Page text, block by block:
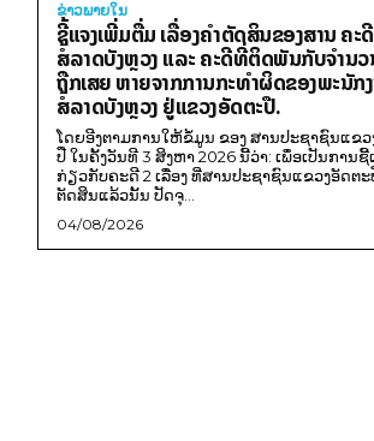
ຂ່າວພາຍ​ໃນ
ຊີ້ແຈງເພີ່ມຕື່ມ ເລື່ອງຄໍາຕັດສິນຂອງສານ ຄະ
ສໍ້ລາດບັງຫຼວງ ແລະ ຄະດີທີ່ຕິດພັນກັບຈຳນວ
ຖືກເສຍ ຫາຍຈາກການກະທຳຜິດຂອງພະນັກ
ສໍ້ລາດບັງຫຼວງ ຢູ່ແຂວງອັດຕະປື.
ໂດຍອີງຕາມການໃຫ້ຂໍ້ມູນ​ ຂອງ ສານປະຊາຊົນແຂວ
ປື ໃນຄັ້ງວັນທີ 3 ສິງຫາ 2026 ນີ້ວ່າ: ເພຶ່ອເປັນການຊີ້
ກ່ຽວກັບຄະດີ 2 ເລື່ອງ ທີ່ສານປະຊາຊົນແຂວງອັດຕະ
ຕັດສິນແລ້ວນັ້ນ ປັດຈຸ...
04/08/2026